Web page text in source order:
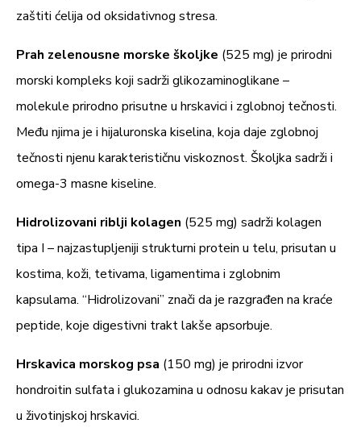
zaštiti ćelija od oksidativnog stresa.
Prah zelenousne morske školjke (525 mg) je prirodni
morski kompleks koji sadrži glikozaminoglikane –
molekule prirodno prisutne u hrskavici i zglobnoj tečnosti.
Među njima je i hijaluronska kiselina, koja daje zglobnoj
tečnosti njenu karakterističnu viskoznost. Školjka sadrži i
omega-3 masne kiseline.
Hidrolizovani riblji kolagen (525 mg) sadrži kolagen
tipa I – najzastupljeniji strukturni protein u telu, prisutan u
kostima, koži, tetivama, ligamentima i zglobnim
kapsulama. “Hidrolizovani” znači da je razgrađen na kraće
peptide, koje digestivni trakt lakše apsorbuje.
Hrskavica morskog psa (150 mg) je prirodni izvor
hondroitin sulfata i glukozamina u odnosu kakav je prisutan
u životinjskoj hrskavici.